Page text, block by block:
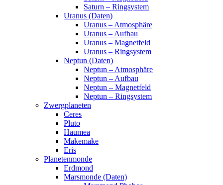
Saturn – Ringsystem
Uranus (Daten)
Uranus – Atmosphäre
Uranus – Aufbau
Uranus – Magnetfeld
Uranus – Ringsystem
Neptun (Daten)
Neptun – Atmosphäre
Neptun – Aufbau
Neptun – Magnetfeld
Neptun – Ringsystem
Zwergplaneten
Ceres
Pluto
Haumea
Makemake
Eris
Planetenmonde
Erdmond
Marsmonde (Daten)